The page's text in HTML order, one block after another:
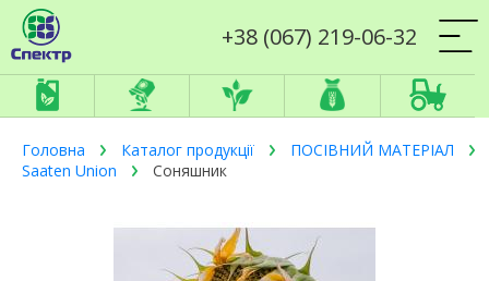
+38 (067) 219-06-32
Головна Каталог продукції
ПОСІВНИЙ МАТЕРІАЛ
Saaten Union
Соняшник